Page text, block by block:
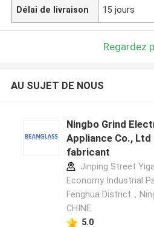
Délai de livraison 15 jours
Regardez
AU SUJET DE NOUS
Ningbo Grind
Appliance Co.,
fabricant
Jinping Street
Economy Industrial
Fenghua District，
CHINE
5.0